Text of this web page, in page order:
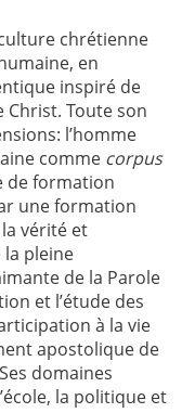
chrétienne
en
inspiré de
Christ. Toute son
l’homme
comme corpus
de formation
une formation
vérité et
la pleine
de la Parole
et l’étude des
à la vie
apostolique de
domaines
la politique et